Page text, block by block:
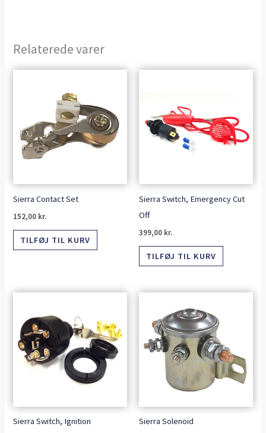
Relaterede varer
Sierra Contact Set
152,00 kr.
TILFØJ TIL KURV
Sierra Switch, Emergency Cut
Off
399,00 kr.
TILFØJ TIL KURV
Sierra Switch, Ignition Sierra Solenoid